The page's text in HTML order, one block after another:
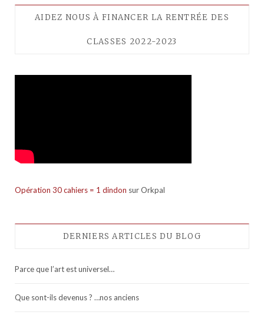
AIDEZ NOUS À FINANCER LA RENTRÉE DES
CLASSES 2022-2023
Opération 30 cahiers = 1 dindon sur Orkpal
DERNIERS ARTICLES DU BLOG
Parce que l’art est universel…
Que sont-ils devenus ? …nos anciens